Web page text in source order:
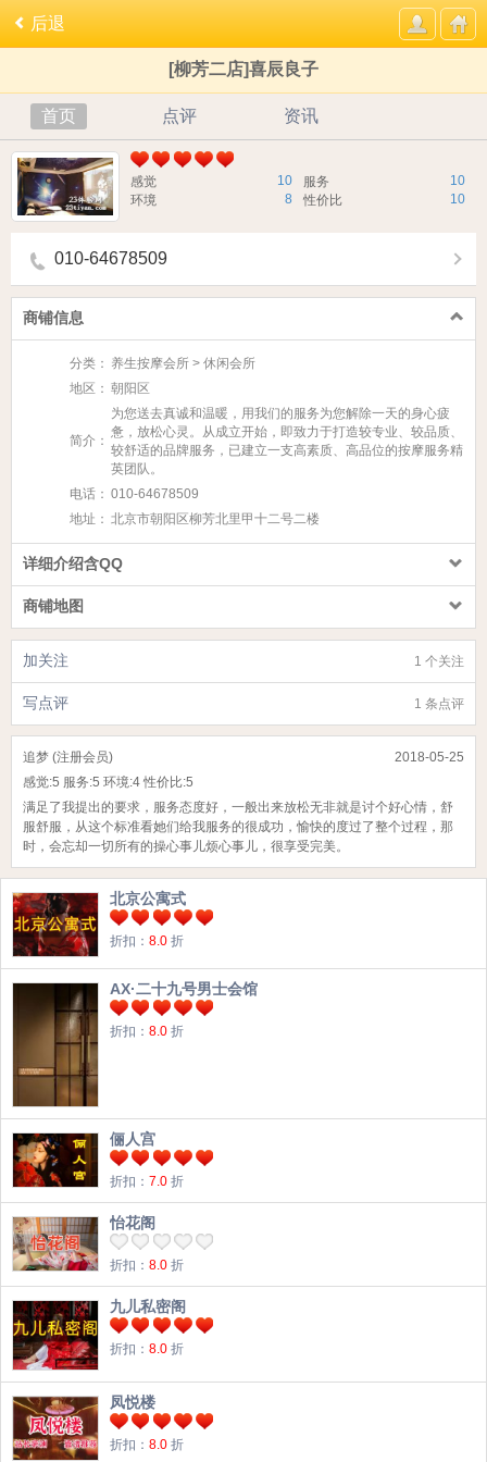
后退
[柳芳二店]喜辰良子
首页 点评 资讯
10
感觉 10
服务
8
环境 10
性价比
010-64678509
商铺信息
分类： 养生按摩会所 > 休闲会所
地区： 朝阳区
简介：
为您送去真诚和温暖，用我们的服务为您解除一天的身心疲
惫，放松心灵。从成立开始，即致力于打造较专业、较品质、
较舒适的品牌服务，已建立一支高素质、高品位的按摩服务精
英团队。
电话： 010-64678509
地址： 北京市朝阳区柳芳北里甲十二号二楼
详细介绍含QQ
商铺地图
1 个关注
加关注
1 条点评
写点评
2018-05-25
追梦 (注册会员)
感觉:5 服务:5 环境:4 性价比:5
满足了我提出的要求，服务态度好，一般出来放松无非就是讨个好心情，舒
服舒服，从这个标准看她们给我服务的很成功，愉快的度过了整个过程，那
时，会忘却一切所有的操心事儿烦心事儿，很享受完美。
北京公寓式
折扣： 8.0 折
AX·二十九号男士会馆
折扣： 8.0 折
俪人宫
折扣： 7.0 折
怡花阁
折扣： 8.0 折
九儿私密阁
折扣： 8.0 折
凤悦楼
折扣： 8.0 折